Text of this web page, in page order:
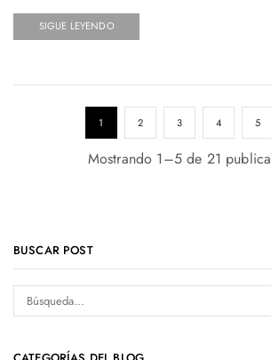
SIGUE LEYENDO
Mostrando 1–5 de 21
1 2 3 4 5
BUSCAR POST